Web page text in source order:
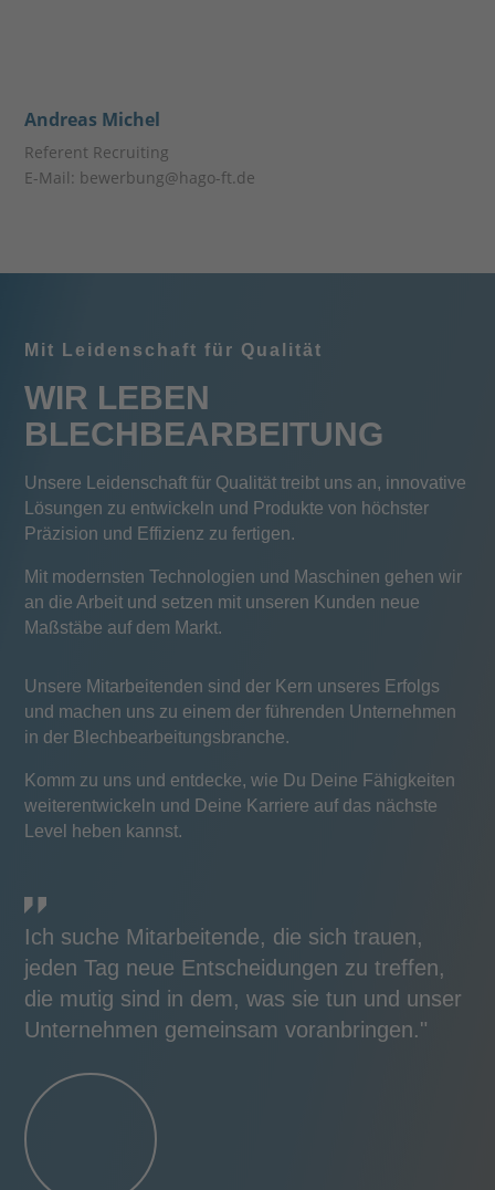
Andreas Michel
Referent Recruiting
E-Mail: bewerbung@hago-ft.de
Mit Leidenschaft für Qualität
WIR LEBEN
BLECHBEARBEITUNG
Unsere Leidenschaft für Qualität treibt uns an, innovative
Lösungen zu entwickeln und Produkte von höchster
Präzision und Effizienz zu fertigen.
Mit modernsten Technologien und Maschinen gehen wir
an die Arbeit und setzen mit unseren Kunden neue
Maßstäbe auf dem Markt.
Unsere Mitarbeitenden sind der Kern unseres Erfolgs
und machen uns zu einem der führenden Unternehmen
in der Blechbearbeitungsbranche.
Komm zu uns und entdecke, wie Du Deine Fähigkeiten
weiterentwickeln und Deine Karriere auf das nächste
Level heben kannst.
Ich suche Mitarbeitende, die sich trauen,
jeden Tag neue Entscheidungen zu treffen,
die mutig sind in dem, was sie tun und unser
Unternehmen gemeinsam voranbringen."